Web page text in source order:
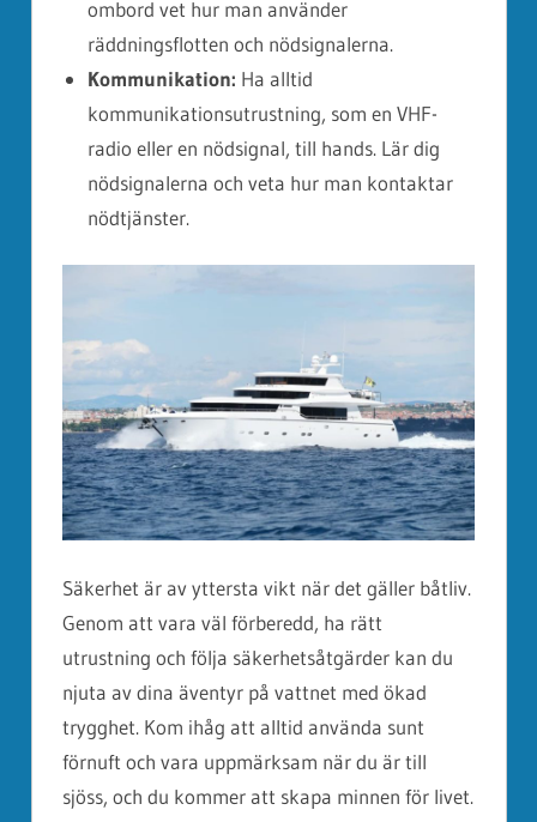
ombord vet hur man använder
räddningsflotten och nödsignalerna.
Kommunikation: Ha alltid
kommunikationsutrustning, som en VHF-
radio eller en nödsignal, till hands. Lär dig
nödsignalerna och veta hur man kontaktar
nödtjänster.
Säkerhet är av yttersta vikt när det gäller båtliv.
Genom att vara väl förberedd, ha rätt
utrustning och följa säkerhetsåtgärder kan du
njuta av dina äventyr på vattnet med ökad
trygghet. Kom ihåg att alltid använda sunt
förnuft och vara uppmärksam när du är till
sjöss, och du kommer att skapa minnen för livet.